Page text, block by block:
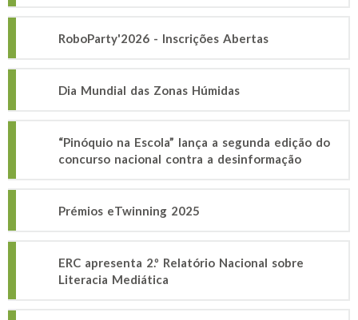
RoboParty'2026 - Inscrições Abertas
Dia Mundial das Zonas Húmidas
“Pinóquio na Escola” lança a segunda edição do
concurso nacional contra a desinformação
Prémios eTwinning 2025
ERC apresenta 2.º Relatório Nacional sobre
Literacia Mediática